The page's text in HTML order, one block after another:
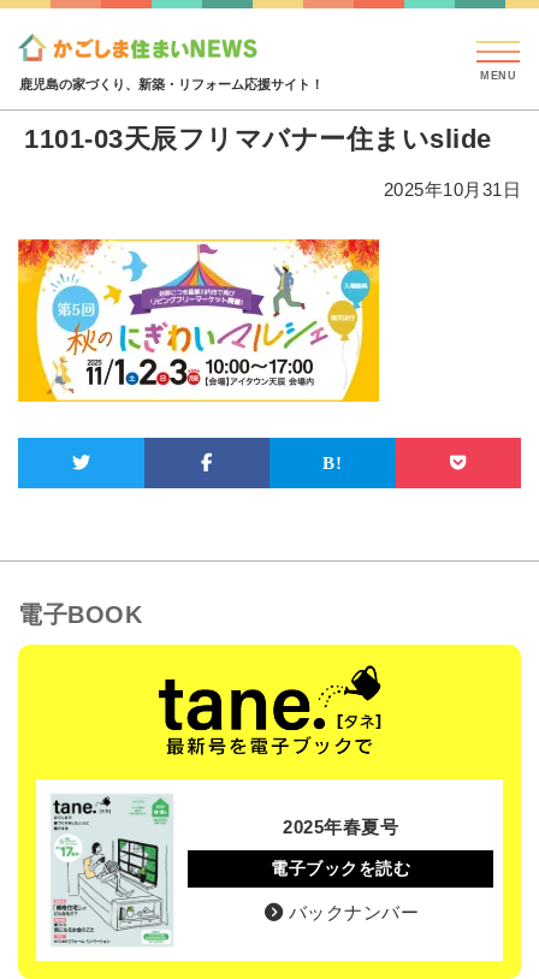
鹿児島の家づくり、新築・リフォーム応援サイト！
1101-03天辰フリマバナー住まいslide
2025年10月31日
電子BOOK
2025年春夏号
電子ブックを読む
バックナンバー